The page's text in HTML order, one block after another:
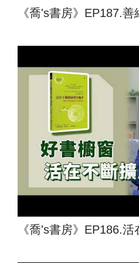
《喬's書房》EP187.
《喬's書房》EP186.